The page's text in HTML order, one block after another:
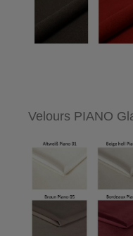
Velours PIANO